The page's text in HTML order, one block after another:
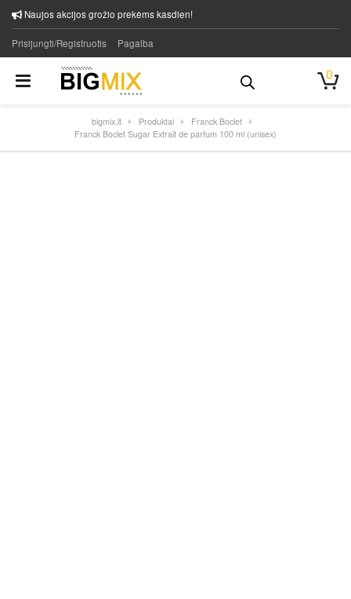
Naujos akcijos grožio prekėms kasdien!
Prisijungti/Registruotis Pagalba
0
bigmix.lt Produktai
Franck Boclet
Franck Boclet Sugar Extrait de parfum 100 ml (unisex)